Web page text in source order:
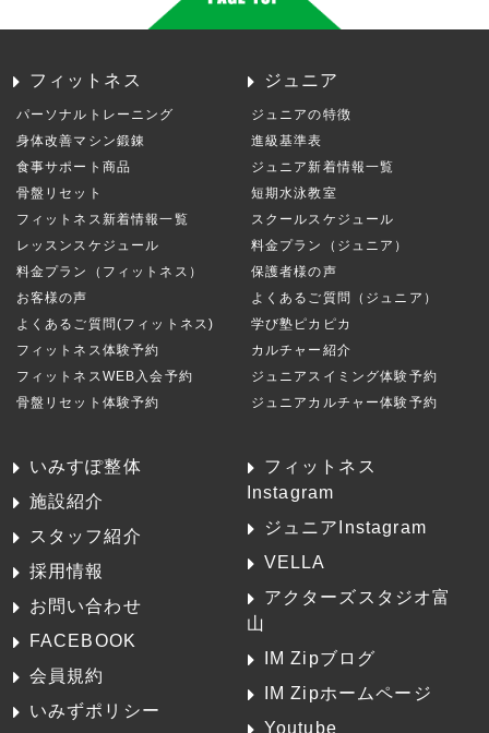
フィットネス
パーソナルトレーニング
身体改善マシン鍛錬
食事サポート商品
骨盤リセット
フィットネス新着情報一覧
レッスンスケジュール
料金プラン（フィットネス）
お客様の声
よくあるご質問(フィットネス)
フィットネス体験予約
フィットネスWEB入会予約
骨盤リセット体験予約
ジュニア
ジュニアの特徴
進級基準表
ジュニア新着情報一覧
短期水泳教室
スクールスケジュール
料金プラン（ジュニア）
保護者様の声
よくあるご質問（ジュニア）
学び塾ピカピカ
カルチャー紹介
ジュニアスイミング体験予約
ジュニアカルチャー体験予約
いみすぽ整体
施設紹介
スタッフ紹介
採用情報
お問い合わせ
FACEBOOK
会員規約
いみずポリシー
フィットネス
Instagram
ジュニアInstagram
VELLA
アクターズスタジオ富
山
IM Zipブログ
IM Zipホームページ
Youtube